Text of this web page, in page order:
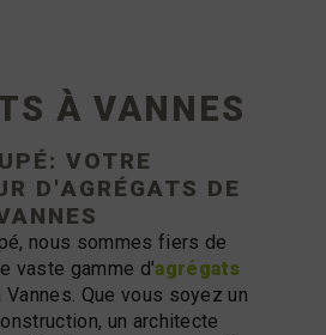
À VANNES
VOTRE
D'AGRÉGATS DE
nous sommes fiers de
vaste gamme d'agrégats
Que vous soyez un
un architecte